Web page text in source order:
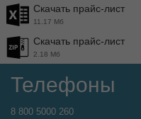
Скачать прайс-лист
11.17 Мб
Скачать прайс-лист
2.18 Мб
Телефоны
8 800 5000 260